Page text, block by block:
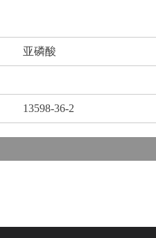
亚磷酸
13598-36-2